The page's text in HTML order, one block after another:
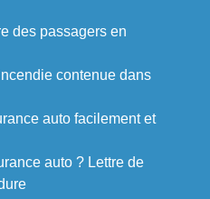
des passagers en
contenue dans
auto facilement et
auto ? Lettre de